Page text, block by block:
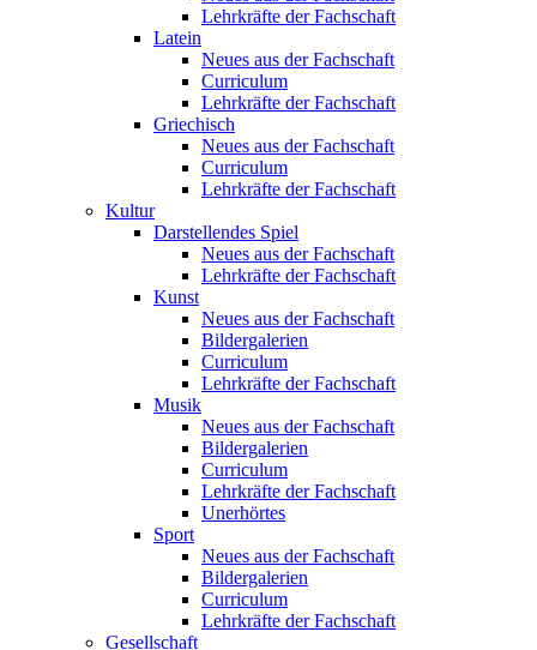
Lehrkräfte der Fachschaft
Latein
Neues aus der Fachschaft
Curriculum
Lehrkräfte der Fachschaft
Griechisch
Neues aus der Fachschaft
Curriculum
Lehrkräfte der Fachschaft
Kultur
Darstellendes Spiel
Neues aus der Fachschaft
Lehrkräfte der Fachschaft
Kunst
Neues aus der Fachschaft
Bildergalerien
Curriculum
Lehrkräfte der Fachschaft
Musik
Neues aus der Fachschaft
Bildergalerien
Curriculum
Lehrkräfte der Fachschaft
Unerhörtes
Sport
Neues aus der Fachschaft
Bildergalerien
Curriculum
Lehrkräfte der Fachschaft
Gesellschaft